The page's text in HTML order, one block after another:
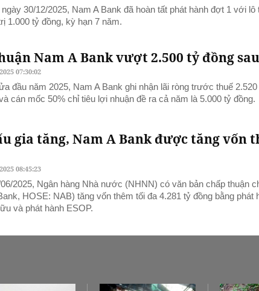
30/12/2025, Nam A Bank đã hoàn tất phát hành đợt 1 với lô
1.000 tỷ đồng, kỳ hạn 7 năm.
Nam A Bank vượt 2.500 tỷ đồng
07:30:02
đầu năm 2025, Nam A Bank ghi nhận lãi ròng trước thuế
cán mốc 50% chỉ tiêu lợi nhuận đề ra cả năm là 5.000 tỷ đồng.
gia tăng, Nam A Bank được tăng vốn
08:45:23
2025, Ngân hàng Nhà nước (NHNN) có văn bản chấp thuận
HOSE: NAB) tăng vốn thêm tối đa 4.281 tỷ đồng bằng phát
và phát hành ESOP.